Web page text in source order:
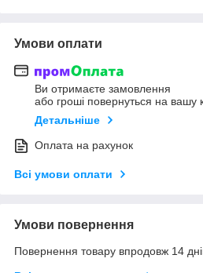
Умови оплати
Ви отримаєте замовлення
або гроші повернуться на вашу
Детальніше
Оплата на рахунок
Всі умови оплати
Умови повернення
Повернення товару впродовж 14